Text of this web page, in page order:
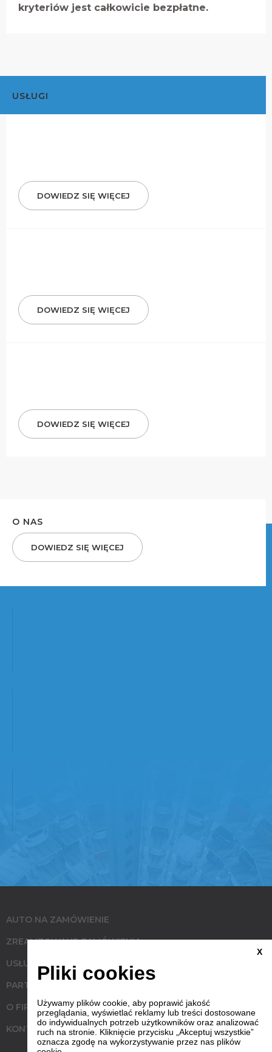
kryteriów jest całkowicie bezpłatne.
USŁUGI
DOWIEDZ SIĘ WIĘCEJ
DOWIEDZ SIĘ WIĘCEJ
DOWIEDZ SIĘ WIĘCEJ
O NAS
DOWIEDZ SIĘ WIĘCEJ
AUTO NA ZAMÓWIENIE
ZREALIZOWANE ZAMÓWIENIA
USŁUGI
PARTNERZY
O FIRMIE
KONTAKT
X
Pliki cookies
Używamy plików cookie, aby poprawić jakość
przeglądania, wyświetlać reklamy lub treści dostosowane
do indywidualnych potrzeb użytkowników oraz analizować
ruch na stronie. Kliknięcie przycisku „Akceptuj wszystkie”
oznacza zgodę na wykorzystywanie przez nas plików